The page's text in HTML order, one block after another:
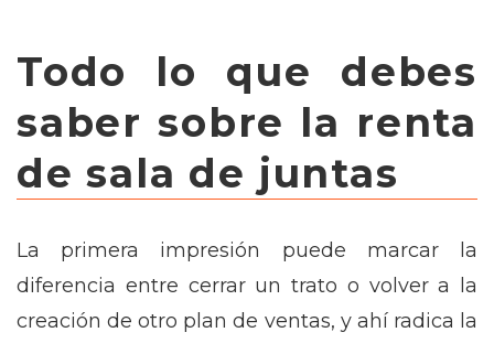
Todo lo que debes
saber sobre la renta
de sala de juntas
La primera impresión puede marcar la
diferencia entre cerrar un trato o volver a la
creación de otro plan de ventas, y ahí radica la